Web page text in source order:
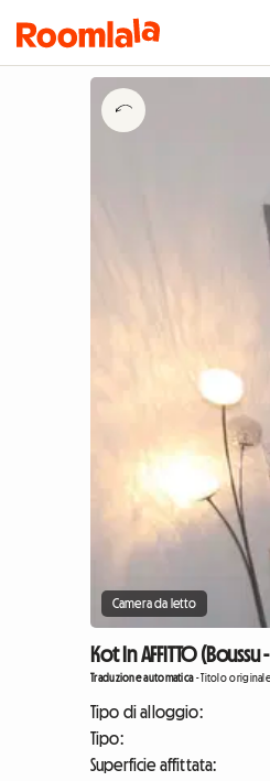
Camera da letto
Kot In AFFITTO (Boussu
Traduzione automatica-Titolo originale
Tipo di alloggio:
Tipo:
Superficie affittata: